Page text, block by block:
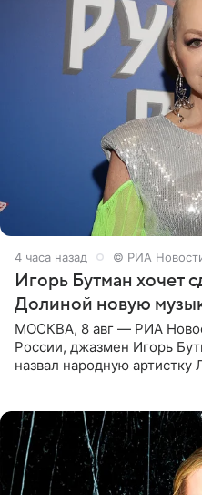
4 часа назад © РИА
Игорь Бутман хочет
Долиной новую
МОСКВА, 8 авг — РИА
России, джазмен Игорь
назвал народную артистку